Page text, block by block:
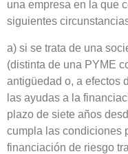
una empresa en la que
siguientes
a) si se trata de una
(distinta de una PYME
antigüedad o, a efectos
las ayudas a la
plazo de siete años
cumpla las condiciones
financiación de riesgo